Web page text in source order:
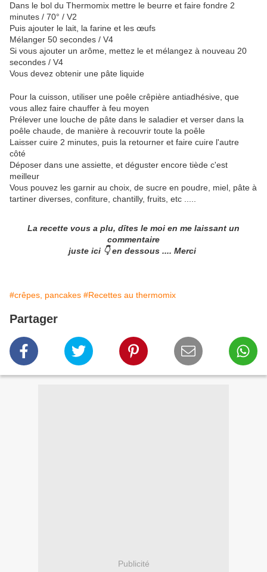
Dans le bol du Thermomix mettre le beurre et faire fondre 2
minutes / 70° / V2
Puis ajouter le lait, la farine et les œufs
Mélanger 50 secondes / V4
Si vous ajouter un arôme, mettez le et mélangez à nouveau 20
secondes / V4
Vous devez obtenir une pâte liquide
Pour la cuisson, utiliser une poêle crêpière antiadhésive, que
vous allez faire chauffer à feu moyen
Prélever une louche de pâte dans le saladier et verser dans la
poêle chaude, de manière à recouvrir toute la poêle
Laisser cuire 2 minutes, puis la retourner et faire cuire l'autre
côté
Déposer dans une assiette, et déguster encore tiède c'est
meilleur
Vous pouvez les garnir au choix, de sucre en poudre, miel, pâte à
tartiner diverses, confiture, chantilly, fruits, etc .....
La recette vous a plu, dîtes le moi en me laissant un
commentaire
juste ici 👇 en dessous .... Merci
#crêpes, pancakes #Recettes au thermomix
Partager
Publicité